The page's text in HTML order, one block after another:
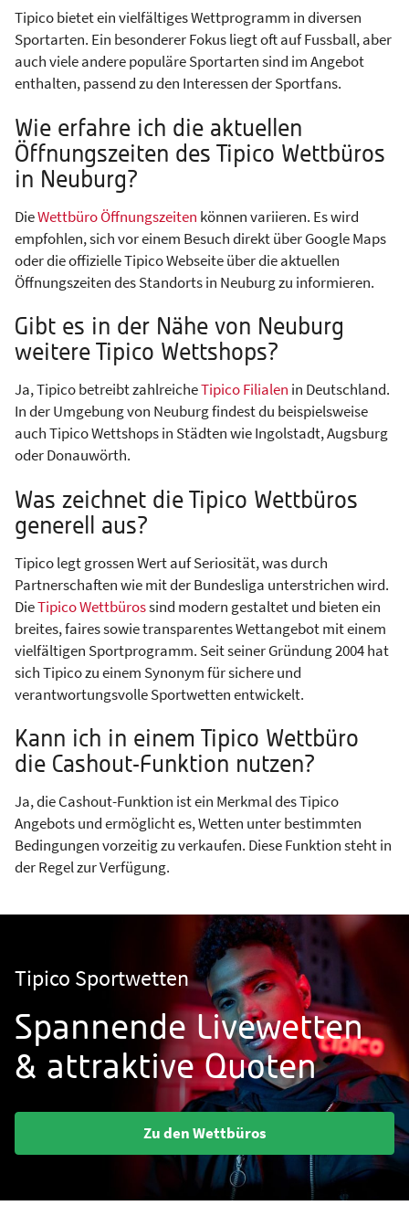
Tipico bietet ein vielfältiges Wettprogramm in diversen
Sportarten. Ein besonderer Fokus liegt oft auf Fussball, aber
auch viele andere populäre Sportarten sind im Angebot
enthalten, passend zu den Interessen der Sportfans.
Wie erfahre ich die aktuellen
Öffnungszeiten des Tipico Wettbüros
in Neuburg?
DieWettbüro Öffnungszeiten können variieren. Es wird
empfohlen, sich vor einem Besuch direkt über Google Maps
oder die offizielle Tipico Webseite über die aktuellen
Öffnungszeiten des Standorts in Neuburg zu informieren.
Gibt es in der Nähe von Neuburg
weitere Tipico Wettshops?
Ja, Tipico betreibt zahlreicheTipico Filialen in Deutschland.
In der Umgebung von Neuburg findest du beispielsweise
auch Tipico Wettshops in Städten wie Ingolstadt, Augsburg
oder Donauwörth.
Was zeichnet die Tipico Wettbüros
generell aus?
Tipico legt grossen Wert auf Seriosität, was durch
Partnerschaften wie mit der Bundesliga unterstrichen wird.
DieTipico Wettbürossind modern gestaltet und bieten ein
breites, faires sowie transparentes Wettangebot mit einem
vielfältigen Sportprogramm. Seit seiner Gründung 2004 hat
sich Tipico zu einem Synonym für sichere und
verantwortungsvolle Sportwetten entwickelt.
Kann ich in einem Tipico Wettbüro
die Cashout-Funktion nutzen?
Ja, die Cashout-Funktion ist ein Merkmal des Tipico
Angebots und ermöglicht es, Wetten unter bestimmten
Bedingungen vorzeitig zu verkaufen. Diese Funktion steht in
der Regel zur Verfügung.
Tipico Sportwetten
Spannende Livewetten
& attraktive Quoten
Zu den Wettbüros